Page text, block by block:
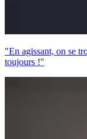
"En agissant, on se
toujours !"